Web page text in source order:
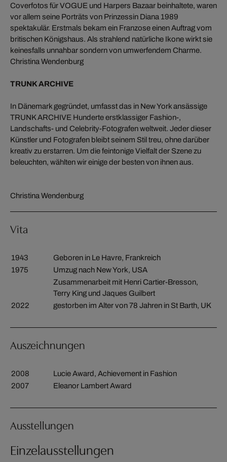
Coverfotos für VOGUE und Harpers Bazaar beinhaltete, waren
vor allem seine Porträts von Prinzessin Diana 1989
spektakulär. Erstmals bekam ein Franzose einen Auftrag vom
britischen Königshaus. Als strahlend natürliche Ikone wirkt sie
keinesfalls unnahbar sondern von umwerfendem Charme.
Christina Wendenburg
TRUNK ARCHIVE
In Dänemark gegründet, umfasst das in New York ansässige
TRUNK ARCHIVE Hunderte erstklassiger Fashion-,
Landschafts- und Celebrity-Fotografen weltweit. Jeder dieser
Künstler und Fotografen bleibt seinem Stil treu, ohne darüber
kreativ zu erstarren. Um die feintonige Vielfalt der Szene zu
beleuchten, wählten wir einige der besten von ihnen aus.
Christina Wendenburg
Vita
1943
Geboren in Le Havre, Frankreich
1975
Umzug nach New York, USA
Zusammenarbeit mit Henri Cartier-Bresson,
Terry King und Jaques Guilbert
2022
gestorben im Alter von 78 Jahren in St Barth, UK
Auszeichnungen
2008
Lucie Award, Achievement in Fashion
2007
Eleanor Lambert Award
Ausstellungen
Einzelausstellungen